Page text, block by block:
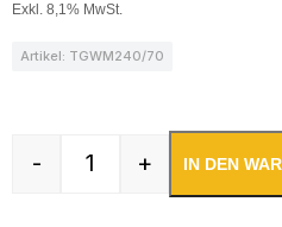
Exkl. 8,1% MwSt.
Artikel: TGWM240/70
Wandhaube
- + IN DEN